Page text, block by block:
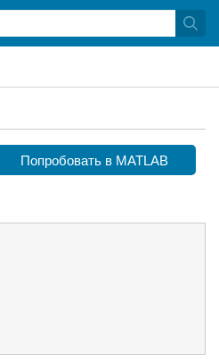
Попробовать в MATLAB